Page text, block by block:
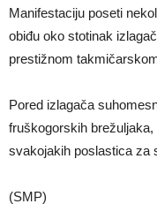
Manifestaciju poseti
obiđu oko stotinak
prestižnom
Pored izlagača
fruškogorskih
svakojakih poslastica za
(SMP)